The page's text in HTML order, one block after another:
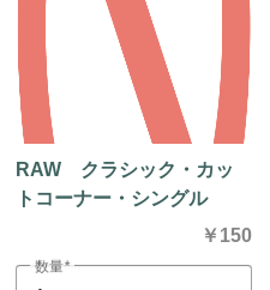
RAW クラシック・カッ
トコーナー・シングル
￥150
数量